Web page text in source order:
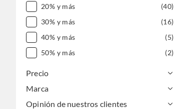
20% y más
(40)
30% y más
(16)
40% y más
(5)
50% y más
(2)
Precio
Marca
Opinión de nuestros clientes